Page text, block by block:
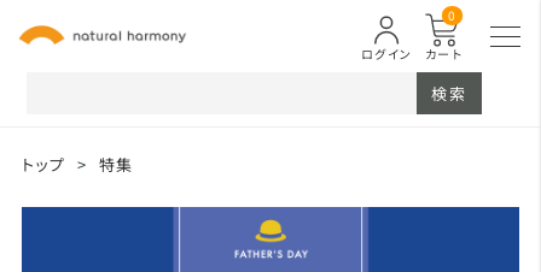
カート
0
ログイン
検索
トップ > 特集